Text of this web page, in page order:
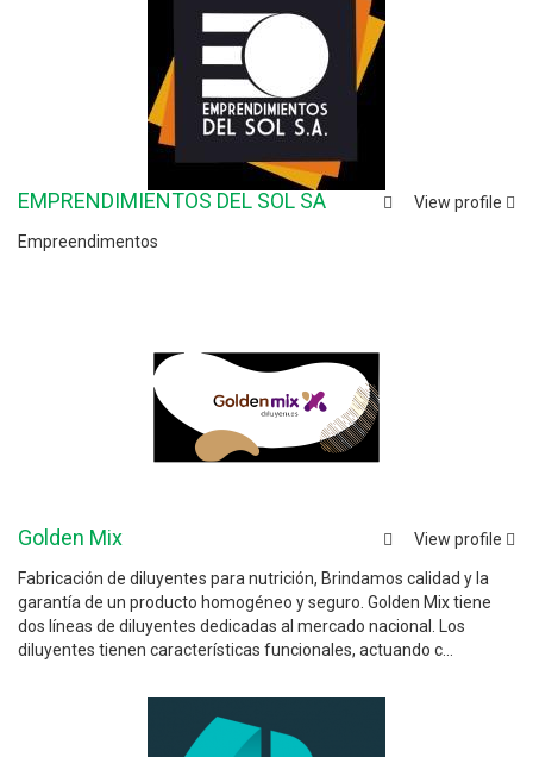
View profile
EMPRENDIMIENTOS DEL SOL SA
Empreendimentos
View profile
Golden Mix
Fabricación de diluyentes para nutrición, Brindamos calidad y la
garantía de un producto homogéneo y seguro. Golden Mix tiene
dos líneas de diluyentes dedicadas al mercado nacional. Los
diluyentes tienen características funcionales, actuando c...